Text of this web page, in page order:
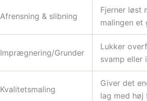
Afrensning & slibning
Fjerner løst
malingen et
Imprægnering/Grunder
Lukker
svamp eller
Kvalitetsmaling
Giver det
lag med